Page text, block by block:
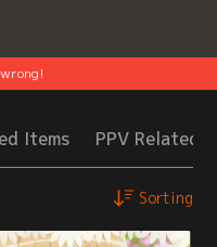
Items PPV Related
Sorting